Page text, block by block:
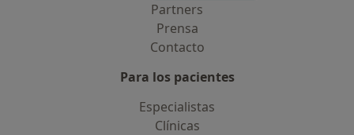
Partners
Prensa
Contacto
Para los pacientes
Especialistas
Clínicas